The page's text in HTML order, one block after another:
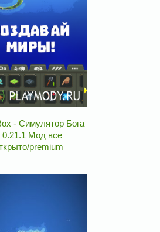
- Симулятор Бога
0.21.1 Мод все
premium